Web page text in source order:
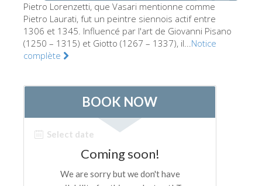
Les Chapelles Médicis
Le Musée de San Marco
Le Musée Galilée
Le Jardin de Boboli
Le Corridor de Vasari
Le Palazzo Vecchio
Pietro Lorenzetti, que Vasari mentionne comme
Pietro Laurati, fut un peintre siennois actif entre
1306 et 1345. Influencé par l'art de Giovanni Pisano
(1250 – 1315) et Giotto (1267 – 1337), il...Notice
complète